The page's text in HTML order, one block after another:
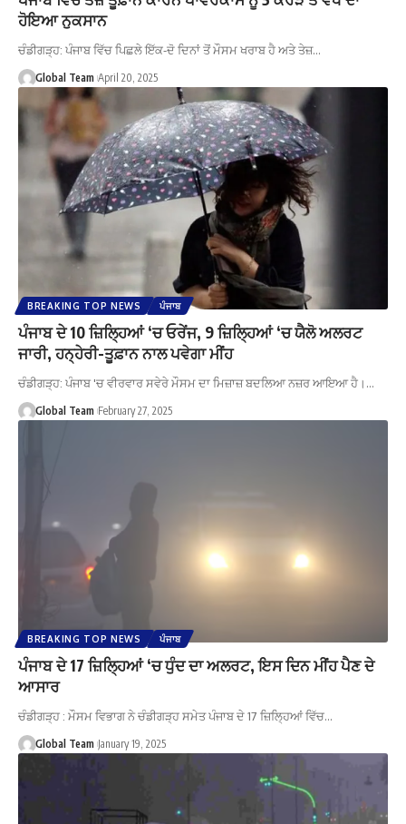
ਹੋਇਆ ਨੁਕਸਾਨ
ਚੰਡੀਗੜ੍ਹ: ਪੰਜਾਬ ਵਿੱਚ ਪਿਛਲੇ ਇੱਕ-ਦੋ ਦਿਨਾਂ ਤੋਂ ਮੌਸਮ ਖਰਾਬ ਹੈ ਅਤੇ ਤੇਜ਼…
Global Team April 20, 2025
BREAKING TOP NEWS ਪੰਜਾਬ
ਪੰਜਾਬ ਦੇ 10 ਜ਼ਿਲ੍ਹਿਆਂ ‘ਚ ਓਰੇਂਜ, 9 ਜ਼ਿਲ੍ਹਿਆਂ ‘ਚ ਯੈਲੋ ਅਲਰਟ
ਜਾਰੀ, ਹਨ੍ਹੇਰੀ-ਤੂਫ਼ਾਨ ਨਾਲ ਪਵੇਗਾ ਮੀਂਹ
ਚੰਡੀਗੜ੍ਹ: ਪੰਜਾਬ 'ਚ ਵੀਰਵਾਰ ਸਵੇਰੇ ਮੌਸਮ ਦਾ ਮਿਜ਼ਾਜ਼ ਬਦਲਿਆ ਨਜ਼ਰ ਆਇਆ ਹੈ।…
Global Team February 27, 2025
BREAKING TOP NEWS ਪੰਜਾਬ
ਪੰਜਾਬ ਦੇ 17 ਜ਼ਿਲ੍ਹਿਆਂ ‘ਚ ਧੁੰਦ ਦਾ ਅਲਰਟ, ਇਸ ਦਿਨ ਮੀਂਹ ਪੈਣ ਦੇ
ਆਸਾਰ
ਚੰਡੀਗੜ੍ਹ : ਮੌਸਮ ਵਿਭਾਗ ਨੇ ਚੰਡੀਗੜ੍ਹ ਸਮੇਤ ਪੰਜਾਬ ਦੇ 17 ਜ਼ਿਲ੍ਹਿਆਂ ਵਿੱਚ…
Global Team January 19, 2025